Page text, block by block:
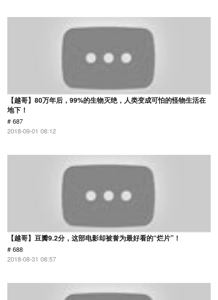
【越哥】80万年后，99%的生物灭绝，人类变成可怕的怪物生活在
地下！
# 687
2018-09-01 08:12
【越哥】豆瓣9.2分，这部电影却被誉为最好看的“烂片”！
# 688
2018-08-31 08:57